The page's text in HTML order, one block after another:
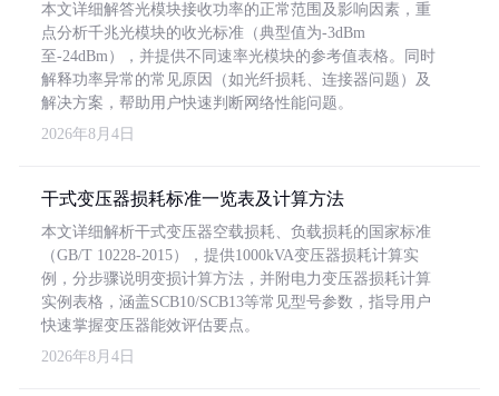
本文详细解答光模块接收功率的正常范围及影响因素，重
点分析千兆光模块的收光标准（典型值为-3dBm
至-24dBm），并提供不同速率光模块的参考值表格。同时
解释功率异常的常见原因（如光纤损耗、连接器问题）及
解决方案，帮助用户快速判断网络性能问题。
2026年8月4日
干式变压器损耗标准一览表及计算方法
本文详细解析干式变压器空载损耗、负载损耗的国家标准
（GB/T 10228-2015），提供1000kVA变压器损耗计算实
例，分步骤说明变损计算方法，并附电力变压器损耗计算
实例表格，涵盖SCB10/SCB13等常见型号参数，指导用户
快速掌握变压器能效评估要点。
2026年8月4日